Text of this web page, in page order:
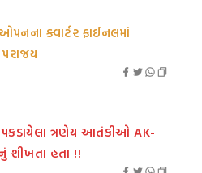
ક્વાર્ટર ફાઈનલમાં
પરાજય
પકડાયેલા ત્રણેય આતંકીઓ AK-
શીખતા હતા !!